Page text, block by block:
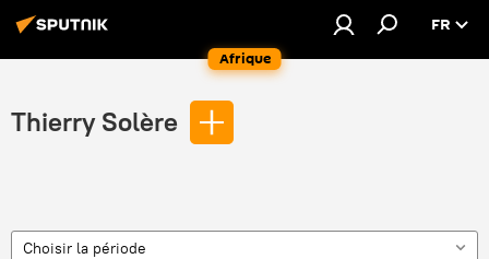
Afrique
FR
Thierry Solère
Choisir la période